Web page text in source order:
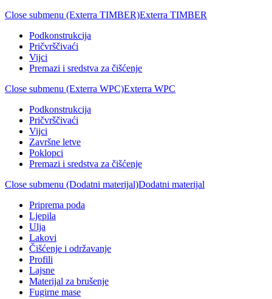
Close submenu (Exterra TIMBER)Exterra TIMBER
Podkonstrukcija
Pričvrščivaći
Vijci
Premazi i sredstva za čišćenje
Close submenu (Exterra WPC)Exterra WPC
Podkonstrukcija
Pričvrščivaći
Vijci
Završne letve
Poklopci
Premazi i sredstva za čišćenje
Close submenu (Dodatni materijal)Dodatni materijal
Priprema poda
Ljepila
Ulja
Lakovi
Čišćenje i održavanje
Profili
Lajsne
Materijal za brušenje
Fugirne mase